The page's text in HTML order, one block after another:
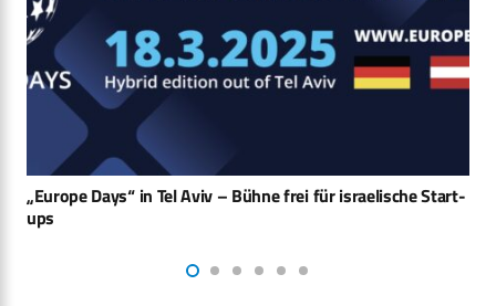
KIRK: Konsortium entwickelt weltraumbasierte
Zielerfassung